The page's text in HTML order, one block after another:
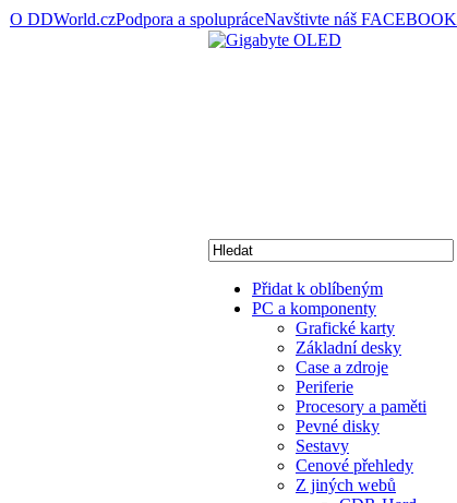
O DDWorld.czPodpora a spolupráceNavštivte náš FACEBOOK
Přidat k oblíbeným
PC a komponenty
Grafické karty
Základní desky
Case a zdroje
Periferie
Procesory a paměti
Pevné disky
Sestavy
Cenové přehledy
Z jiných webů